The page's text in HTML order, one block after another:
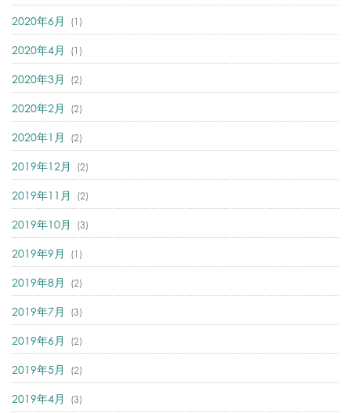
2020年6月 (1)
2020年4月 (1)
2020年3月 (2)
2020年2月 (2)
2020年1月 (2)
2019年12月 (2)
2019年11月 (2)
2019年10月 (3)
2019年9月 (1)
2019年8月 (2)
2019年7月 (3)
2019年6月 (2)
2019年5月 (2)
2019年4月 (3)